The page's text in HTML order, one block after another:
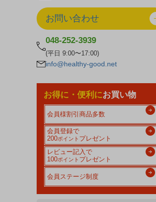
お問い合わせ
048-252-3939
(平日 9:00〜17:00)
info@healthy-good.net
お得に・便利にお買い物
会員様割引商品多数
会員登録で
200ポイント プレゼント
レビュー記入で
100ポイント プレゼント
会員ステージ制度